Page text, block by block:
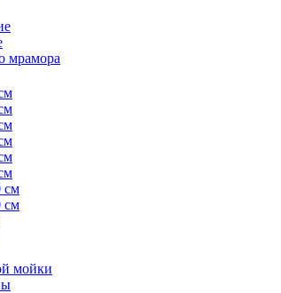
мрамора
см
см
мойки